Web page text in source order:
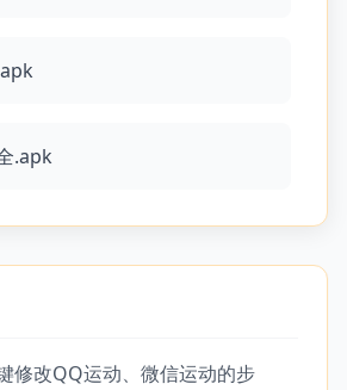
.apk
修改QQ运动、微信运动的步